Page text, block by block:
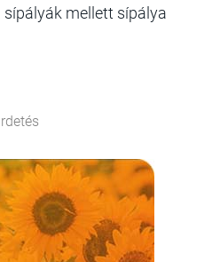
mellett sípálya